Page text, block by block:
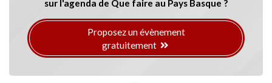
sur l'agenda de Que faire au Pays Basque ?
Proposez un évènement
gratuitement